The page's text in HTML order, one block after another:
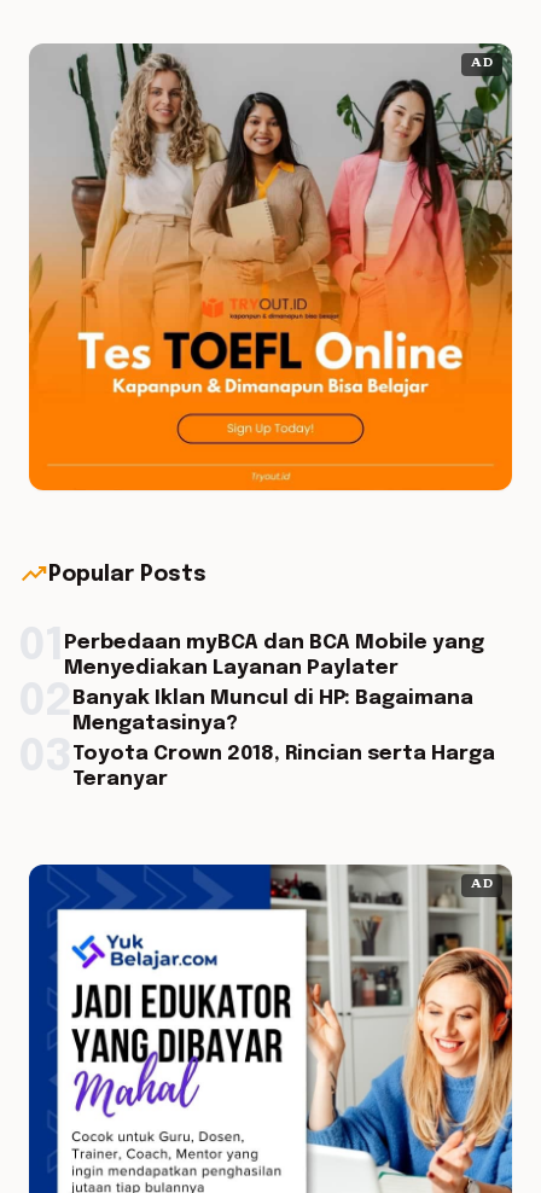
AD
trending_up Popular Posts
Perbedaan myBCA dan BCA Mobile yang
Menyediakan Layanan Paylater
Banyak Iklan Muncul di HP: Bagaimana
Mengatasinya?
Toyota Crown 2018, Rincian serta Harga
Teranyar
AD